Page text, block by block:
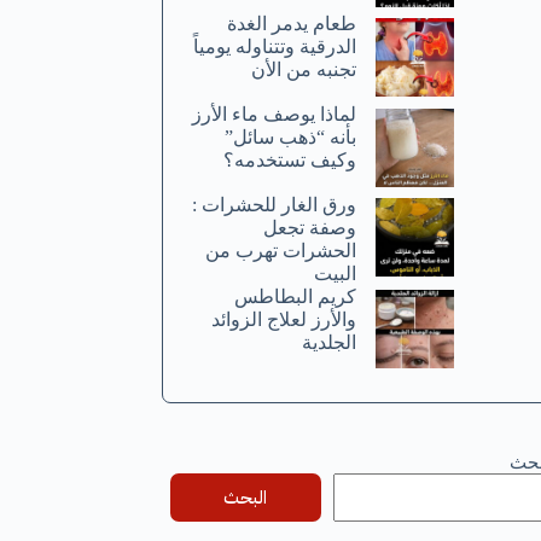
طعام يدمر الغدة
الدرقية وتتناوله يومياً
تجنبه من الأن
لماذا يوصف ماء الأرز
بأنه “ذهب سائل”
وكيف تستخدمه؟
ورق الغار للحشرات :
وصفة تجعل
الحشرات تهرب من
البيت
كريم البطاطس
والأرز لعلاج الزوائد
الجلدية
البحث